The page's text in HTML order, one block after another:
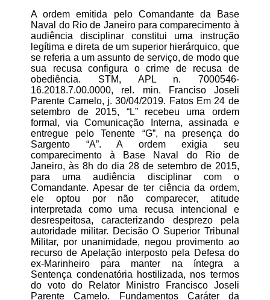
A ordem emitida pelo Comandante da Base
Naval do Rio de Janeiro para comparecimento à
audiência disciplinar constitui uma instrução
legítima e direta de um superior hierárquico, que
se referia a um assunto de serviço, de modo que
sua recusa configura o crime de recusa de
obediência. STM, APL n. 7000546-
16.2018.7.00.0000, rel. min. Franciso Joseli
Parente Camelo, j. 30/04/2019. Fatos Em 24 de
setembro de 2015, “L” recebeu uma ordem
formal, via Comunicação Interna, assinada e
entregue pelo Tenente “G”, na presença do
Sargento “A”. A ordem exigia seu
comparecimento à Base Naval do Rio de
Janeiro, às 8h do dia 28 de setembro de 2015,
para uma audiência disciplinar com o
Comandante. Apesar de ter ciência da ordem,
ele optou por não comparecer, atitude
interpretada como uma recusa intencional e
desrespeitosa, caracterizando desprezo pela
autoridade militar. Decisão O Superior Tribunal
Militar, por unanimidade, negou provimento ao
recurso de Apelação interposto pela Defesa do
ex-Marinheiro para manter na íntegra a
Sentença condenatória hostilizada, nos termos
do voto do Relator Ministro Francisco Joseli
Parente Camelo. Fundamentos Caráter da